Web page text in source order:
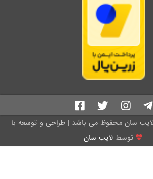
توسطلایب سان